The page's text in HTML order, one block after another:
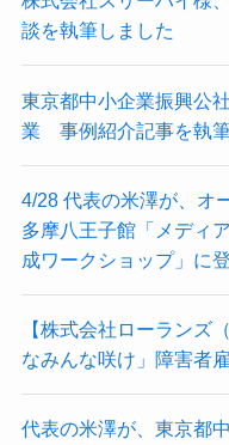
談を執筆しました
東京都中小企業振興公
業 事例紹介記事を執
4/28 代表の米澤が、オ
多摩八王子館「メディ
成ワークショップ」に
【株式会社ローランズ
なみんな咲け」障害者
代表の米澤が、東京都